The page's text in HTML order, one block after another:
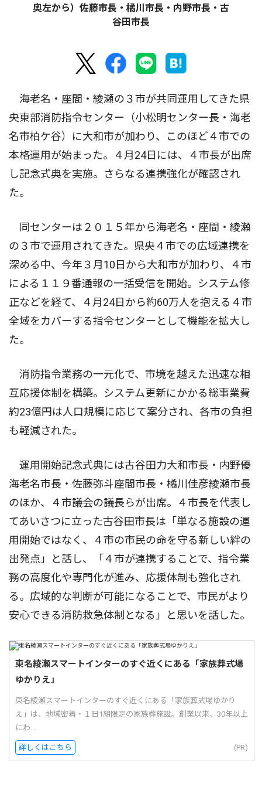
奥左から）佐藤市長・橘川市長・内野市長・古
谷田市長
海老名・座間・綾瀬の３市が共同運用してきた県
央東部消防指令センター（小松明センター長・海老
名市柏ケ谷）に大和市が加わり、このほど４市での
本格運用が始まった。４月24日には、４市長が出席
し記念式典を実施。さらなる連携強化が確認され
た。
同センターは２０１５年から海老名・座間・綾瀬
の３市で運用されてきた。県央４市での広域連携を
深める中、今年３月10日から大和市が加わり、４市
による１１９番通報の一括受信を開始。システム修
正などを経て、４月24日から約60万人を抱える４市
全域をカバーする指令センターとして機能を拡大し
た。
消防指令業務の一元化で、市境を越えた迅速な相
互応援体制を構築。システム更新にかかる総事業費
約23億円は人口規模に応じて案分され、各市の負担
も軽減された。
運用開始記念式典には古谷田力大和市長・内野優
海老名市長・佐藤弥斗座間市長・橘川佳彦綾瀬市長
のほか、４市議会の議長らが出席。４市長を代表し
てあいさつに立った古谷田市長は「単なる施設の運
用開始ではなく、４市の市民の命を守る新しい絆の
出発点」と話し、「４市が連携することで、指令業
務の高度化や専門化が進み、応援体制も強化され
る。広域的な判断が可能になることで、市民がより
安心できる消防救急体制となる」と思いを話した。
東名綾瀬スマートインターのすぐ近くにある「家族葬式場
ゆかりえ」
東名綾瀬スマートインターのすぐ近くにある「家族葬式場ゆかり
え」は、地域密着・１日1組限定の家族葬施設。創業以来、30年以上
にわ...
詳しくはこちら (PR)